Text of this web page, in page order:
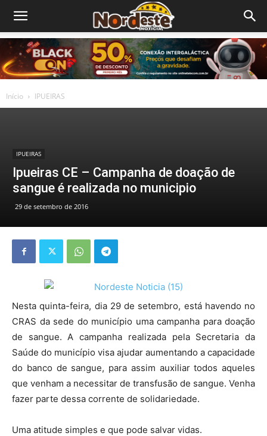
Início IPUEIRAS
IPUEIRAS
Ipueiras CE – Campanha de doação de
sangue é realizada no municipio
29 de setembro de 2016
Nesta quinta-feira, dia 29 de setembro, está havendo no
CRAS da sede do município uma campanha para doação
de sangue. A campanha realizada pela Secretaria da
Saúde do município visa ajudar aumentando a capacidade
do banco de sangue, para assim auxiliar todos aqueles
que venham a necessitar de transfusão de sangue. Venha
fazer parte dessa corrente de solidariedade.
Uma atitude simples e que pode salvar vidas.